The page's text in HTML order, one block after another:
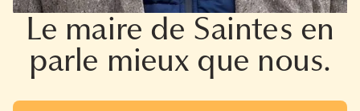
Le maire de Saintes en
parle mieux que nous.